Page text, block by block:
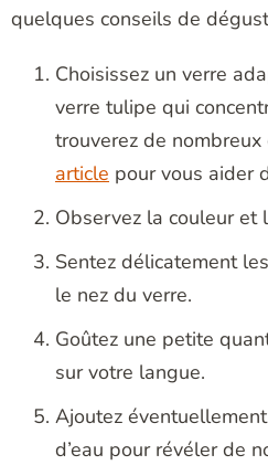
quelques conseils de
Choisissez un verre
verre tulipe qui
trouverez de nombreux
article pour vous aider
Observez la couleur et
Sentez délicatement
le nez du verre.
Goûtez une petite
sur votre langue.
Ajoutez
d’eau pour révéler de